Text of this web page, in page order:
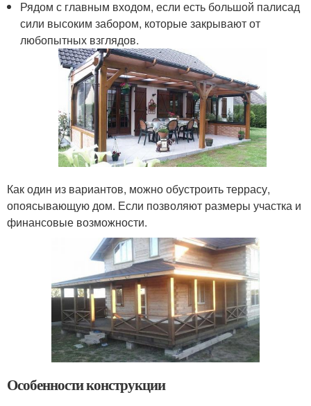
Рядом с главным входом, если есть большой палисад
сили высоким забором, которые закрывают от
любопытных взглядов.
Как один из вариантов, можно обустроить террасу,
опоясывающую дом. Если позволяют размеры участка и
финансовые возможности.
Особенности конструкции